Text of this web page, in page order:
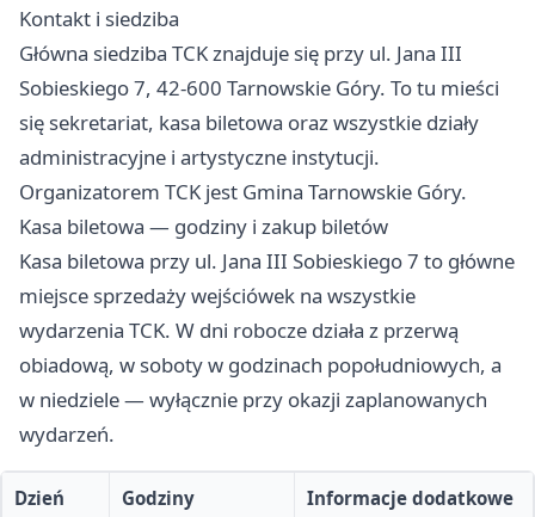
Kontakt i siedziba
Główna siedziba TCK znajduje się przy ul. Jana III
Sobieskiego 7, 42-600 Tarnowskie Góry. To tu mieści
się sekretariat, kasa biletowa oraz wszystkie działy
administracyjne i artystyczne instytucji.
Organizatorem TCK jest Gmina Tarnowskie Góry.
Kasa biletowa — godziny i zakup biletów
Kasa biletowa przy ul. Jana III Sobieskiego 7 to główne
miejsce sprzedaży wejściówek na wszystkie
wydarzenia TCK. W dni robocze działa z przerwą
obiadową, w soboty w godzinach popołudniowych, a
w niedziele — wyłącznie przy okazji zaplanowanych
wydarzeń.
Dzień Godziny Informacje dodatkowe